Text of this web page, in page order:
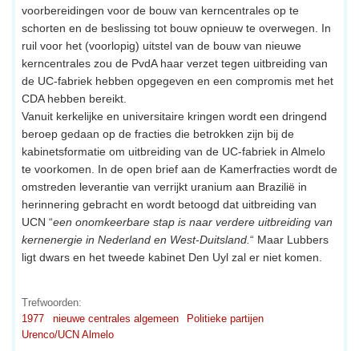
voorbereidingen voor de bouw van kerncentrales op te
schorten en de beslissing tot bouw opnieuw te overwegen. In
ruil voor het (voorlopig) uitstel van de bouw van nieuwe
kerncentrales zou de PvdA haar verzet tegen uitbreiding van
de UC-fabriek hebben opgegeven en een compromis met het
CDA hebben bereikt.
Vanuit kerkelijke en universitaire kringen wordt een dringend
beroep gedaan op de fracties die betrokken zijn bij de
kabinetsformatie om uitbreiding van de UC-fabriek in Almelo
te voorkomen. In de open brief aan de Kamerfracties wordt de
omstreden leverantie van verrijkt uranium aan Brazilië in
herinnering gebracht en wordt betoogd dat uitbreiding van
UCN “een onomkeerbare stap is naar verdere uitbreiding van
kernenergie in Nederland en West-Duitsland. “ Maar Lubbers
ligt dwars en het tweede kabinet Den Uyl zal er niet komen.
Trefwoorden:
1977
nieuwe centrales algemeen
Politieke partijen
Urenco/UCN Almelo